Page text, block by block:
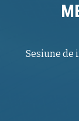
Sesiune de